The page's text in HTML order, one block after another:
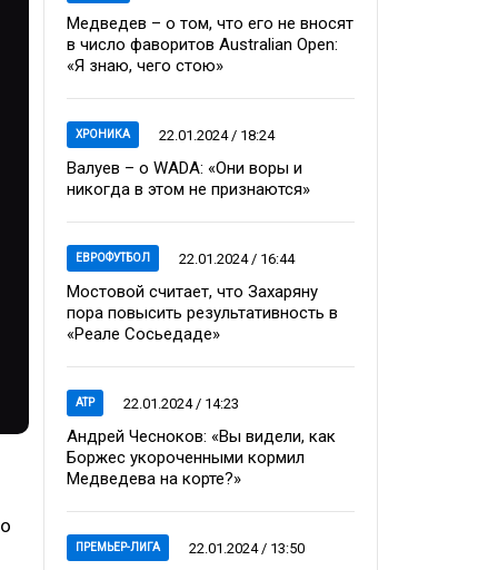
Медведев – о том, что его не вносят
в число фаворитов Australian Open:
«Я знаю, чего стою»
ХРОНИКА 22.01.2024 / 18:24
Валуев – о WADA: «Они воры и
никогда в этом не признаются»
ЕВРОФУТБОЛ 22.01.2024 / 16:44
Мостовой считает, что Захаряну
пора повысить результативность в
«Реале Сосьедаде»
ATP 22.01.2024 / 14:23
Андрей Чесноков: «Вы видели, как
Боржес укороченными кормил
Медведева на корте?»
ПРЕМЬЕР-ЛИГА 22.01.2024 / 13:50